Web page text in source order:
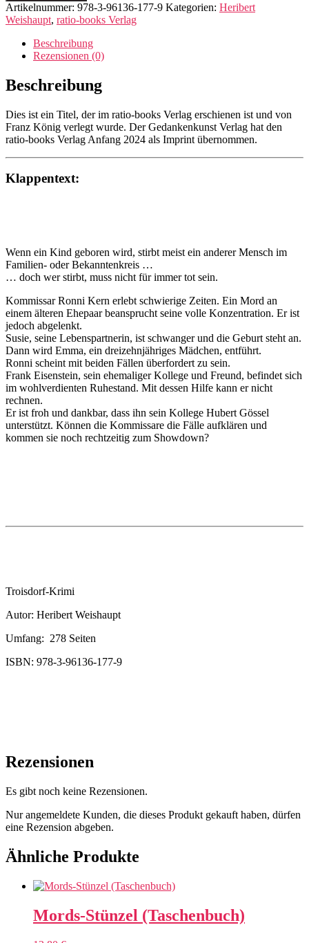
Artikelnummer: 978-3-96136-177-9 Kategorien: Heribert
Weishaupt, ratio-books Verlag
Beschreibung
Rezensionen (0)
Beschreibung
Dies ist ein Titel, der im ratio-books Verlag erschienen ist und von
Franz König verlegt wurde. Der Gedankenkunst Verlag hat den
ratio-books Verlag Anfang 2024 als Imprint übernommen.
Klappentext:
Wenn ein Kind geboren wird, stirbt meist ein anderer Mensch im
Familien- oder Bekanntenkreis …
… doch wer stirbt, muss nicht für immer tot sein.
Kommissar Ronni Kern erlebt schwierige Zeiten. Ein Mord an
einem älteren Ehepaar beansprucht seine volle Konzentration. Er ist
jedoch abgelenkt.
Susie, seine Lebenspartnerin, ist schwanger und die Geburt steht an.
Dann wird Emma, ein dreizehnjähriges Mädchen, entführt.
Ronni scheint mit beiden Fällen überfordert zu sein.
Frank Eisenstein, sein ehemaliger Kollege und Freund, befindet sich
im wohlverdienten Ruhestand. Mit dessen Hilfe kann er nicht
rechnen.
Er ist froh und dankbar, dass ihn sein Kollege Hubert Gössel
unterstützt. Können die Kommissare die Fälle aufklären und
kommen sie noch rechtzeitig zum Showdown?
Troisdorf-Krimi
Autor: Heribert Weishaupt
Umfang: 278 Seiten
ISBN: 978-3-96136-177-9
Rezensionen
Es gibt noch keine Rezensionen.
Nur angemeldete Kunden, die dieses Produkt gekauft haben, dürfen
eine Rezension abgeben.
Ähnliche Produkte
Mords-Stünzel (Taschenbuch)